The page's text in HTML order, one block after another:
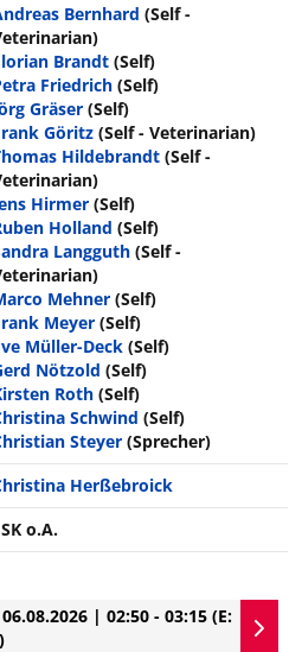
Bernhard (Self -
Brandt (Self)
Friedrich (Self)
Gräser (Self)
Göritz (Self - Veterinarian)
Hildebrandt (Self -
Hirmer (Self)
Holland (Self)
Langguth (Self -
Mehner (Self)
Meyer (Self)
Müller-Deck (Self)
Nötzold (Self)
Roth (Self)
Schwind (Self)
Steyer (Sprecher)
Herßebroick
o.A.
| 02:50 - 03:15 (E: